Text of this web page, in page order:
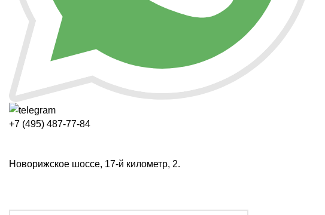
+7 (495) 487-77-84
Новорижское шоссе, 17-й километр, 2.